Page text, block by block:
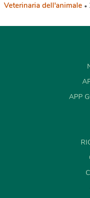
Veterinaria dell'animale
APP